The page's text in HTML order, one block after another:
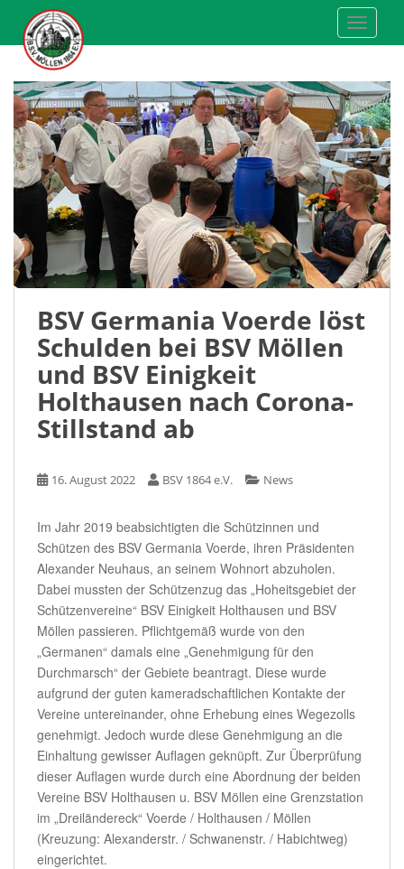
i
BSV Germania Voerde löst
Schulden bei BSV Möllen
und BSV Einigkeit
Holthausen nach Corona-
Stillstand ab
16. August 2022 BSV 1864 e.V. News
Im Jahr 2019 beabsichtigten die Schützinnen und
Schützen des BSV Germania Voerde, ihren Präsidenten
Alexander Neuhaus, an seinem Wohnort abzuholen.
Dabei mussten der Schützenzug das „Hoheitsgebiet der
Schützenvereine“ BSV Einigkeit Holthausen und BSV
Möllen passieren. Pflichtgemäß wurde von den
„Germanen“ damals eine „Genehmigung für den
Durchmarsch“ der Gebiete beantragt. Diese wurde
aufgrund der guten kameradschaftlichen Kontakte der
Vereine untereinander, ohne Erhebung eines Wegezolls
genehmigt. Jedoch wurde diese Genehmigung an die
Einhaltung gewisser Auflagen geknüpft. Zur Überprüfung
dieser Auflagen wurde durch eine Abordnung der beiden
Vereine BSV Holthausen u. BSV Möllen eine Grenzstation
im „Dreiländereck“ Voerde / Holthausen / Möllen
(Kreuzung: Alexanderstr. / Schwanenstr. / Habichtweg)
eingerichtet.